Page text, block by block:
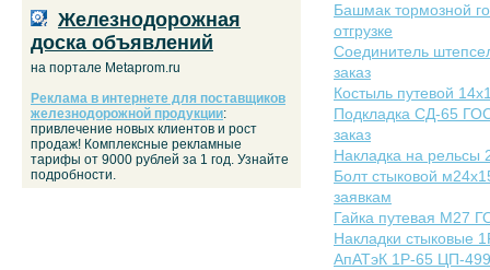
Башмак тормозной
отгрузке
Соединитель
заказ
Костыль путевой
Подкладка СД-65
заказ
Накладка на
Болт стыковой
заявкам
Гайка путевая М27
Накладки стыковые
АпАТэК 1Р-65 ЦП-
Железнодорожная
доска объявлений
на портале Metaprom.ru
Реклама в интернете для поставщиков
железнодорожной продукции:
привлечение новых клиентов и рост
продаж! Комплексные рекламные
тарифы от 9000 рублей за 1 год. Узнайте
подробности.